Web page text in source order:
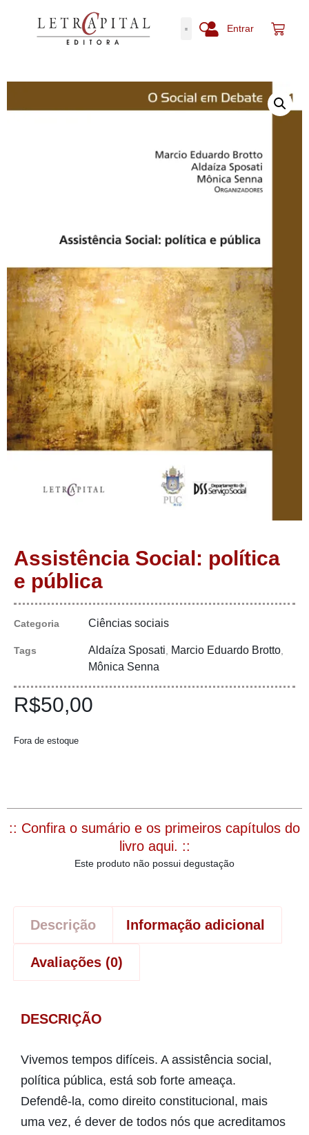
Entrar
Assistência Social: política
e pública
Categoria Ciências sociais
Tags Aldaíza Sposati, Marcio Eduardo Brotto,
Mônica Senna
R$50,00
Fora de estoque
:: Confira o sumário e os primeiros capítulos do
livro aqui. ::
Este produto não possui degustação
Descrição Informação adicional
Avaliações (0)
DESCRIÇÃO
Vivemos tempos difíceis. A assistência social,
política pública, está sob forte ameaça.
Defendê-la, como direito constitucional, mais
uma vez, é dever de todos nós que acreditamos